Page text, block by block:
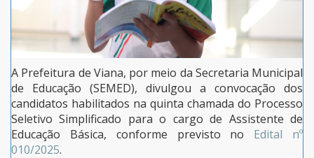
A Prefeitura de Viana, por meio da Secretaria Municipal
de Educação (SEMED), divulgou a convocação dos
candidatos habilitados na quinta chamada do Processo
Seletivo Simplificado para o cargo de Assistente de
Educação Básica, conforme previsto no Edital nº
010/2025.